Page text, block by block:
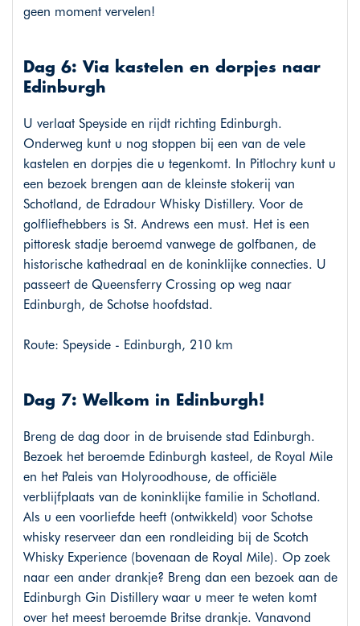
geen moment vervelen!
Dag 6: Via kastelen en dorpjes naar
Edinburgh
U verlaat Speyside en rijdt richting Edinburgh.
Onderweg kunt u nog stoppen bij een van de vele
kastelen en dorpjes die u tegenkomt. In Pitlochry kunt u
een bezoek brengen aan de kleinste stokerij van
Schotland, de Edradour Whisky Distillery. Voor de
golfliefhebbers is St. Andrews een must. Het is een
pittoresk stadje beroemd vanwege de golfbanen, de
historische kathedraal en de koninklijke connecties. U
passeert de Queensferry Crossing op weg naar
Edinburgh, de Schotse hoofdstad.
Route: Speyside - Edinburgh, 210 km
Dag 7: Welkom in Edinburgh!
Breng de dag door in de bruisende stad Edinburgh.
Bezoek het beroemde Edinburgh kasteel, de Royal Mile
en het Paleis van Holyroodhouse, de officiële
verblijfplaats van de koninklijke familie in Schotland.
Als u een voorliefde heeft (ontwikkeld) voor Schotse
whisky reserveer dan een rondleiding bij de Scotch
Whisky Experience (bovenaan de Royal Mile). Op zoek
naar een ander drankje? Breng dan een bezoek aan de
Edinburgh Gin Distillery waar u meer te weten komt
over het meest beroemde Britse drankje. Vanavond